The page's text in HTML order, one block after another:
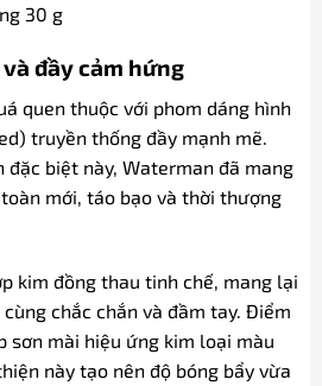
30 g
đầy cảm hứng
quen thuộc với phom dáng hình
truyền thống đầy mạnh mẽ.
đặc biệt này, Waterman đã mang
mới, táo bạo và thời thượng
kim đồng thau tinh chế, mang lại
chắc chắn và đầm tay. Điểm
sơn mài hiệu ứng kim loại màu
này tạo nên độ bóng bẩy vừa